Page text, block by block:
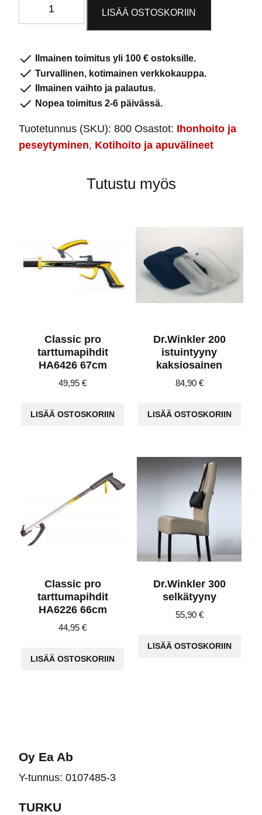
LISÄÄ OSTOSKORIIN
Ilmainen toimitus yli 100 € ostoksille.
Turvallinen, kotimainen verkkokauppa.
Ilmainen vaihto ja palautus.
Nopea toimitus 2-6 päivässä.
Tuotetunnus (SKU): 800 Osastot: Ihonhoito ja
peseytyminen, Kotihoito ja apuvälineet
Tutustu myös
Classic pro
tarttumapihdit
HA6426 67cm
49,95€
LISÄÄ OSTOSKORIIN
Dr.Winkler 200
istuintyyny
kaksiosainen
84,90 €
LISÄÄ OSTOSKORIIN
Classic pro
tarttumapihdit
HA6226 66cm
44,95€
LISÄÄ OSTOSKORIIN
Dr.Winkler 300
selkätyyny
55,90 €
LISÄÄ OSTOSKORIIN
Oy Ea Ab
Y-tunnus: 0107485-3
TURKU